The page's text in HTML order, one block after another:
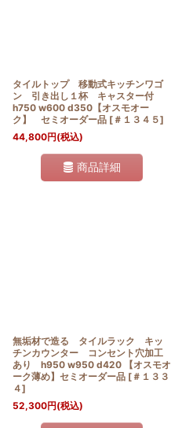
タイルトップ 移動式キッチンワゴ
ン 引き出し１杯 キャスター付
h750 w600 d350【オスモオー
ク】 セミオーダー品 [ ＃１３４５]
44,800円(税込)
商品詳細
無垢材で造る タイルラック キッ
チンカウンター コンセント穴加工
あり h950 w950 d420 【オスモオ
ーク薄め】セミオーダー品 [ ＃１３３
４]
52,300円(税込)